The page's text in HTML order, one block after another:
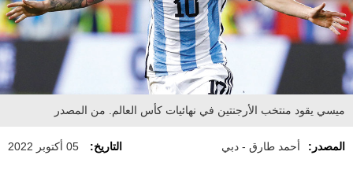
ميسي يقود منتخب الأرجنتين في نهائيات كأس العالم. من المصدر
المصدر: أحمد طارق - دبي التاريخ: 05 أكتوبر 2022